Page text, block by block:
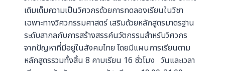
เติมเต็มความเป็นวิศวกรด้วยการทดลองเรียนในวิชา
เฉพาะทางวิศวกรรมศาสตร์ เสริมด้วยหลักสูตรมาตรฐาน
ระดับสากลกับการสร้างสรรค์นวัตกรรมสำหรับวิศวกร
จากปัญหาที่มีอยู่ในสังคมไทย โดยมีแผนการเรียนตาม
หลักสูตรรวมทั้งสิ้น 8 คาบเรียน 16 ชั่วโมง วันและเวลา